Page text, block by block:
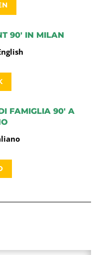
90′ IN MILAN
FAMIGLIA 90′ A